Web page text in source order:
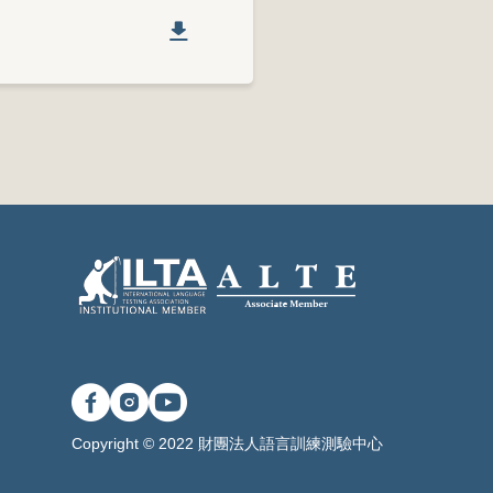
Copyright © 2022 財團法人語言訓練測驗中心